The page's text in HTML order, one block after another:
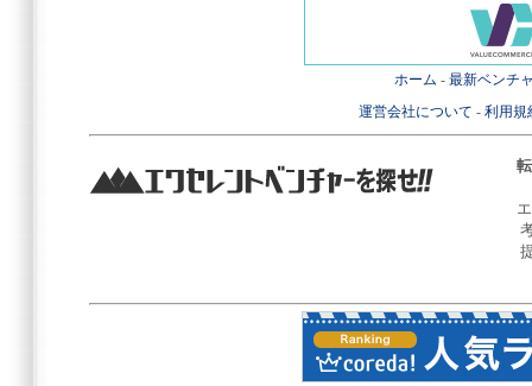
ホーム - 最新ベンチ
運営会社について - 利用規